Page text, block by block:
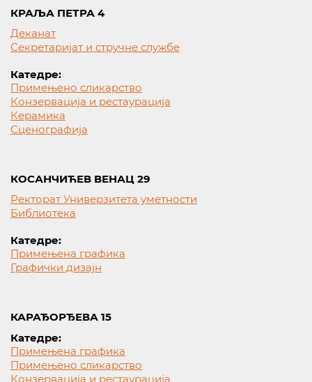
КРАЉА ПЕТРА 4
Деканат
Секретаријат и стручне службе
Катедре:
Примењено сликарство
Конзервација и рестаурација
Керамика
Сценографија
КОСАНЧИЋЕВ ВЕНАЦ 29
Ректорат Универзитета уметности
Библиотека
Катедре:
Примењена графика
Графички дизајн
КАРАЂОРЂЕВА 15
Катедре:
Примењена графика
Примењено сликарство
Конзервација и рестаурација